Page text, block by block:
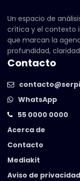
Un espacio de
crítica y el contexto
que marcan la
profundidad,
Contacto
WhatsApp
55 0000 0000
Acerca de
Contacto
Mediakit
Aviso de privacidad